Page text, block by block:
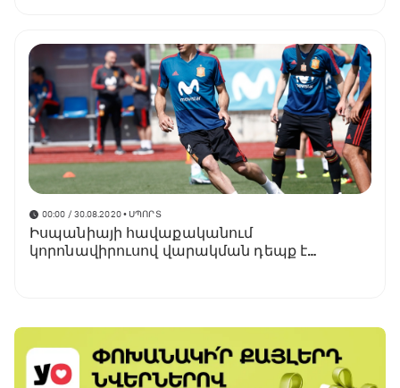
00:00 / 30.08.2020• ՍՊՈՐՏ
Իսպանիայի հավաքականում
կորոնավիրուսով վարակման դեպք է